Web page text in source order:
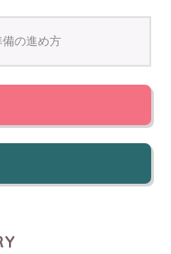
の進め方